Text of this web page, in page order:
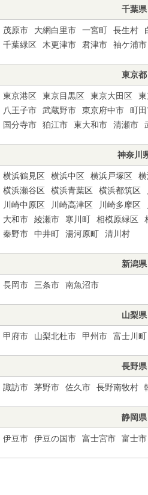
千葉県
茂原市 大網白里市 一宮町 長生村
千葉緑区
木更津市 君津市 袖ケ浦市
東京都
東京港区 東京目黒区 東京大田区
八王子市
武蔵野市 東京府中市 町
国分寺市
狛江市 東大和市 清瀬市
神奈川
横浜鶴見区 横浜中区 横浜戸塚区
横浜瀬谷区
横浜青葉区 横浜都筑区
川崎中原区
川崎高津区 川崎多摩区
大和市
綾瀬市 寒川町 相模原緑区
秦野市
中井町 湯河原町 清川村
新潟県
長岡市 三条市 南魚沼市
山梨県
甲府市 山梨北杜市 甲州市 富士川町
長野県
諏訪市 茅野市 佐久市 長野南牧村
静岡県
伊豆市 伊豆の国市 富士宮市 富士市